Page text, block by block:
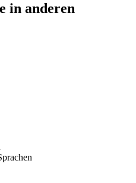
in anderen